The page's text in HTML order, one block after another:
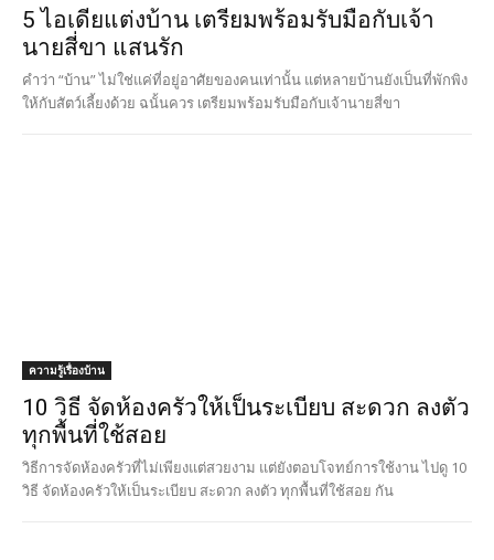
5 ไอเดียแต่งบ้าน เตรียมพร้อมรับมือกับเจ้า
นายสี่ขา แสนรัก
คำว่า “บ้าน” ไม่ใช่แค่ที่อยู่อาศัยของคนเท่านั้น แต่หลายบ้านยังเป็นที่พักพิง
ให้กับสัตว์เลี้ยงด้วย ฉนั้นควร เตรียมพร้อมรับมือกับเจ้านายสี่ขา
ความรู้เรื่องบ้าน
10 วิธี จัดห้องครัวให้เป็นระเบียบ สะดวก ลงตัว
ทุกพื้นที่ใช้สอย
วิธีการจัดห้องครัวที่ไม่เพียงแต่สวยงาม แต่ยังตอบโจทย์การใช้งาน ไปดู 10
วิธี จัดห้องครัวให้เป็นระเบียบ สะดวก ลงตัว ทุกพื้นที่ใช้สอย กัน